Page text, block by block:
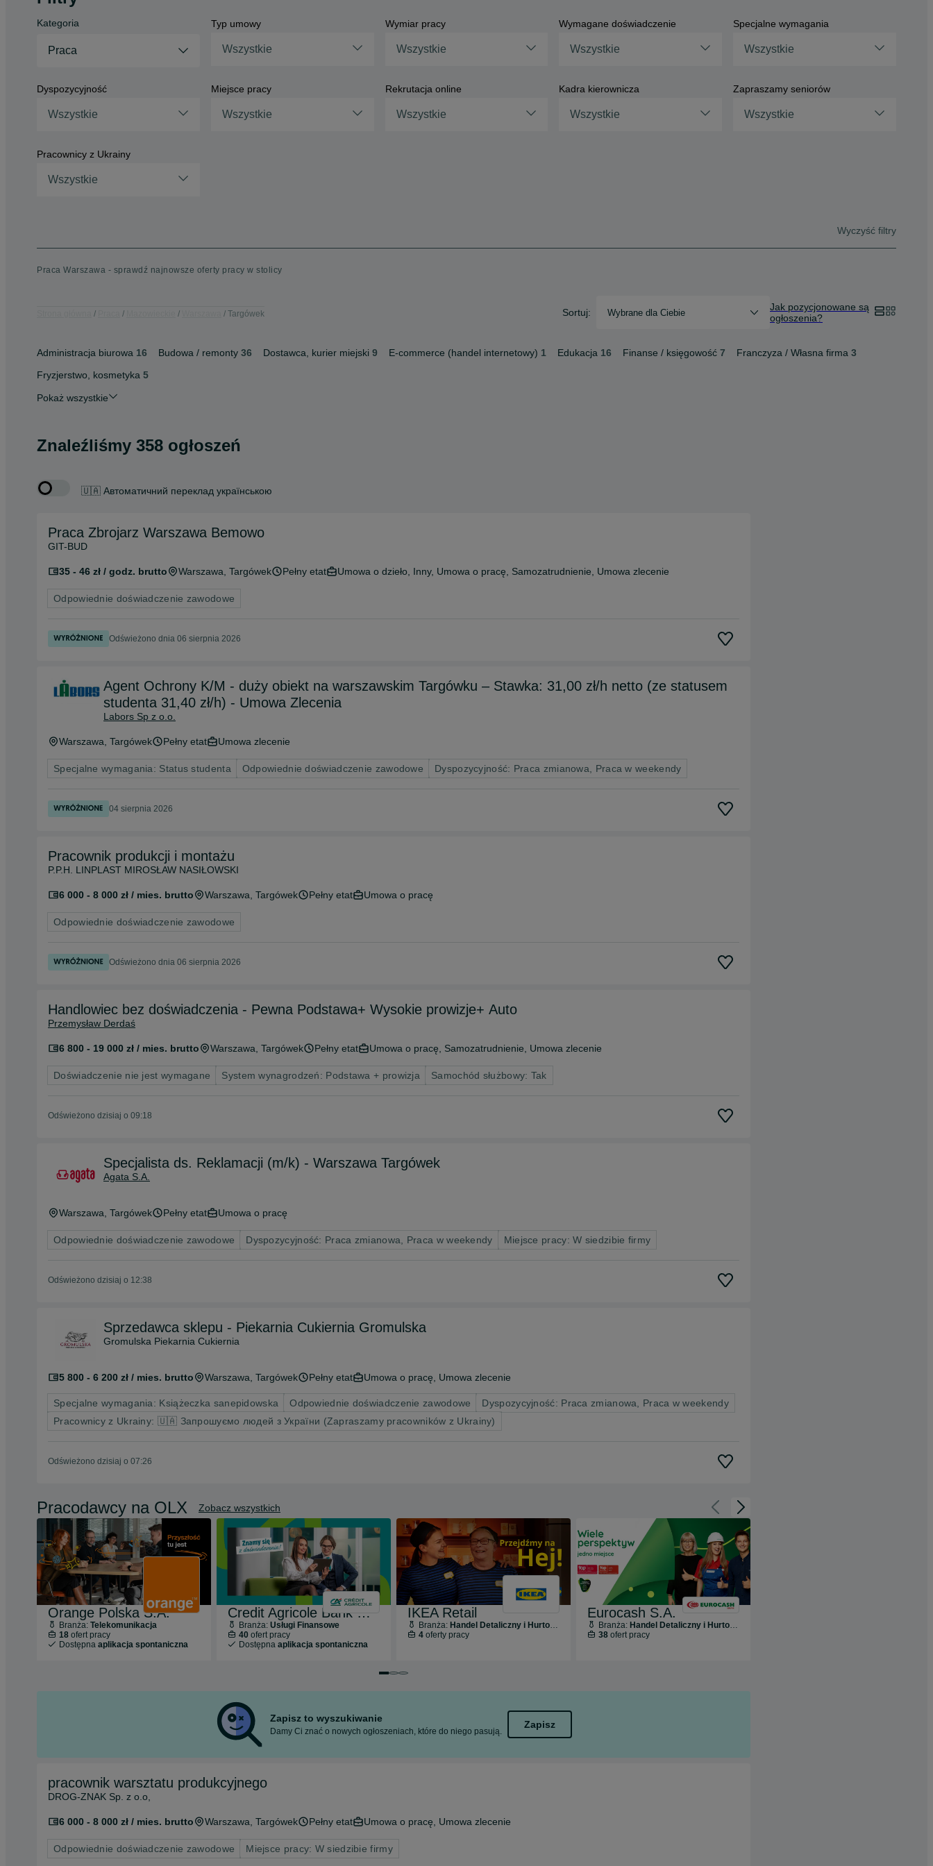
Kategoria
Praca
Typ umowy
Wszystkie
Wymiar pracy
Wszystkie
Wymagane doświadczenie
Wszystkie
Specjalne wymagania
Wszystkie
Dyspozycyjność
Wszystkie
Miejsce pracy
Wszystkie
Rekrutacja online
Wszystkie
Kadra kierownicza
Wszystkie
Zapraszamy seniorów
Wszystkie
Pracownicy z Ukrainy
Wszystkie
Wyczyść filtry
Praca Warszawa - sprawdź najnowsze oferty pracy w stolicy
Targówek Sortuj: Wybrane dla Ciebie
Jak pozycjonowane są
ogłoszenia?
Administracja biurowa 16 Budowa / remonty 36 Dostawca, kurier miejski 9 E-commerce (handel internetowy) 1 Edukacja 16 Finanse / księgowość 7 Franczyza / Własna firma 3
Fryzjerstwo, kosmetyka 5
Pokaż wszystkie
Znaleźliśmy 358 ogłoszeń
🇺🇦 Автоматичний переклад українською
Praca Zbrojarz Warszawa Bemowo
GIT-BUD
35 - 46 zł / godz. brutto Warszawa , Targówek Pełny etat Umowa o dzieło, Inny, Umowa o pracę, Samozatrudnienie, Umowa zlecenie
Odpowiednie doświadczenie zawodowe
Odświeżono dnia 06 sierpnia 2026
Agent Ochrony K/M - duży obiekt na warszawskim Targówku – Stawka: 31,00 zł/h netto (ze statusem
studenta 31,40 zł/h) - Umowa Zlecenia
Labors Sp z o.o.
Warszawa , Targówek Pełny etat Umowa zlecenie
Specjalne wymagania: Status studenta Odpowiednie doświadczenie zawodowe Dyspozycyjność: Praca zmianowa, Praca w weekendy
04 sierpnia 2026
Pracownik produkcji i montażu
P.P.H. LINPLAST MIROSŁAW NASIŁOWSKI
6 000 - 8 000 zł / mies. brutto Warszawa , Targówek Pełny etat Umowa o pracę
Odpowiednie doświadczenie zawodowe
Odświeżono dnia 06 sierpnia 2026
Handlowiec bez doświadczenia - Pewna Podstawa+ Wysokie prowizje+ Auto
Przemysław Derdaś
6 800 - 19 000 zł / mies. brutto Warszawa , Targówek Pełny etat Umowa o pracę, Samozatrudnienie, Umowa zlecenie
Doświadczenie nie jest wymagane System wynagrodzeń: Podstawa + prowizja Samochód służbowy: Tak
Odświeżono dzisiaj o 09:18
Specjalista ds. Reklamacji (m/k) - Warszawa Targówek
Agata S.A.
Warszawa , Targówek Pełny etat Umowa o pracę
Odpowiednie doświadczenie zawodowe Dyspozycyjność: Praca zmianowa, Praca w weekendy Miejsce pracy: W siedzibie firmy
Odświeżono dzisiaj o 12:38
Sprzedawca sklepu - Piekarnia Cukiernia Gromulska
Gromulska Piekarnia Cukiernia
5 800 - 6 200 zł / mies. brutto Warszawa , Targówek Pełny etat Umowa o pracę, Umowa zlecenie
Specjalne wymagania: Książeczka sanepidowska Odpowiednie doświadczenie zawodowe
Dyspozycyjność: Praca zmianowa, Praca w weekendy
Pracownicy z Ukrainy: 🇺🇦 Запрошуємо людей з України (Zapraszamy pracowników z Ukrainy)
Odświeżono dzisiaj o 07:26
Pracodawcy na OLX Zobacz wszystkich Cofnij do slajdu 1 z 3
Przejdź do slajdu 2 z 3
Orange Polska S.A.
Branża: Telekomunikacja
18ofert pracy
Dostępna aplikacja spontaniczna
Credit Agricole Bank Polska S.A.
Branża: Usługi Finansowe
40 ofert pracy
Dostępna aplikacja spontaniczna
IKEA Retail
Branża: Handel Detaliczny i Hurtowy
4oferty pracy
Eurocash S.A.
Branża: Handel Detaliczny i Hurtowy
38ofert pracy
Przejdź do slajdu 1 z 3
Przejdź do slajdu 2 z 3
Przejdź do slajdu 3 z 3
Zapisz to wyszukiwanie
Damy Ci znać o nowych ogłoszeniach, które do niego pasują.
Zapisz
pracownik warsztatu produkcyjnego
DROG-ZNAK Sp. z o.o,
6 000 - 8 000 zł / mies. brutto Warszawa, Targówek Pełny etat Umowa o pracę, Umowa zlecenie
Odpowiednie doświadczenie zawodowe Miejsce pracy: W siedzibie firmy